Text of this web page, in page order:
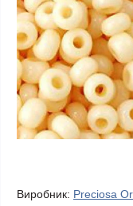
Виробник: Preciosa